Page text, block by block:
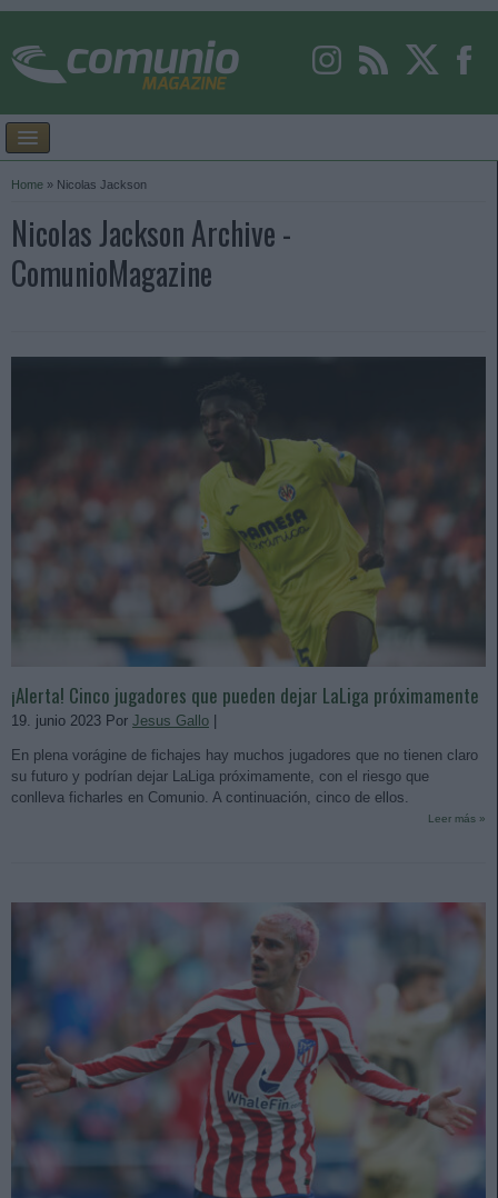
Home » Nicolas Jackson
Nicolas Jackson Archive -
ComunioMagazine
¡Alerta! Cinco jugadores que pueden dejar LaLiga próximamente
19. junio 2023 Por Jesus Gallo
En plena vorágine de fichajes hay muchos jugadores que no tienen claro
su futuro y podrían dejar LaLiga próximamente, con el riesgo que
conlleva ficharles en Comunio. A continuación, cinco de ellos.
Leer más »